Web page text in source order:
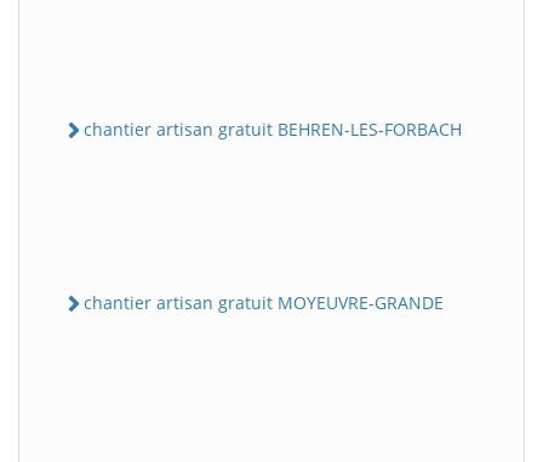
chantier artisan gratuit BEHREN-LES-FORBACH
chantier artisan gratuit MOYEUVRE-GRANDE